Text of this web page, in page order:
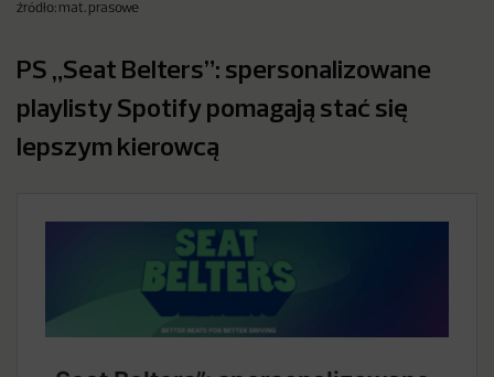
źródło: mat. prasowe
PS „Seat Belters”: spersonalizowane
playlisty Spotify pomagają stać się
lepszym kierowcą